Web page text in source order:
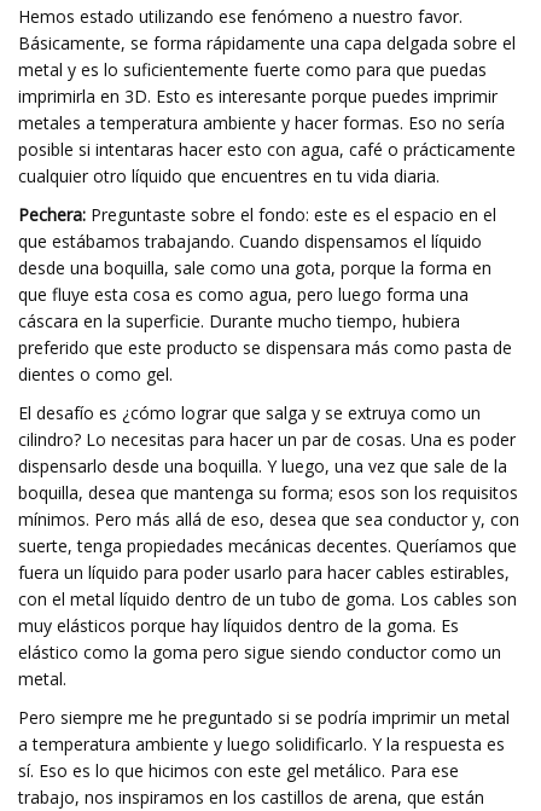
Hemos estado utilizando ese fenómeno a nuestro favor.
Básicamente, se forma rápidamente una capa delgada sobre el
metal y es lo suficientemente fuerte como para que puedas
imprimirla en 3D. Esto es interesante porque puedes imprimir
metales a temperatura ambiente y hacer formas. Eso no sería
posible si intentaras hacer esto con agua, café o prácticamente
cualquier otro líquido que encuentres en tu vida diaria.
Pechera: Preguntaste sobre el fondo: este es el espacio en el
que estábamos trabajando. Cuando dispensamos el líquido
desde una boquilla, sale como una gota, porque la forma en
que fluye esta cosa es como agua, pero luego forma una
cáscara en la superficie. Durante mucho tiempo, hubiera
preferido que este producto se dispensara más como pasta de
dientes o como gel.
El desafío es ¿cómo lograr que salga y se extruya como un
cilindro? Lo necesitas para hacer un par de cosas. Una es poder
dispensarlo desde una boquilla. Y luego, una vez que sale de la
boquilla, desea que mantenga su forma; esos son los requisitos
mínimos. Pero más allá de eso, desea que sea conductor y, con
suerte, tenga propiedades mecánicas decentes. Queríamos que
fuera un líquido para poder usarlo para hacer cables estirables,
con el metal líquido dentro de un tubo de goma. Los cables son
muy elásticos porque hay líquidos dentro de la goma. Es
elástico como la goma pero sigue siendo conductor como un
metal.
Pero siempre me he preguntado si se podría imprimir un metal
a temperatura ambiente y luego solidificarlo. Y la respuesta es
sí. Eso es lo que hicimos con este gel metálico. Para ese
trabajo, nos inspiramos en los castillos de arena, que están